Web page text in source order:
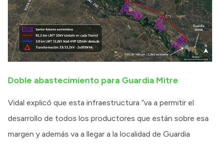
Doble abastecimiento para Guardia Mitre
Vidal explicó que esta infraestructura “va a permitir el
desarrollo de todos los productores que están sobre esa
margen y además va a llegar a la localidad de Guardia